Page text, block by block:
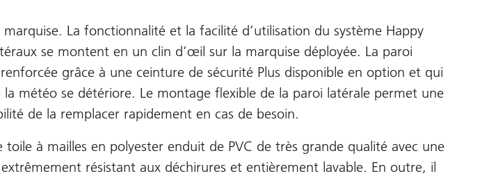
La fonctionnalité et la facilité d’utilisation du système Happy
se montent en un clin d’œil sur la marquise déployée. La paroi
grâce à une ceinture de sécurité Plus disponible en option et qui
météo se détériore. Le montage flexible de la paroi latérale permet une
de la remplacer rapidement en cas de besoin.
à mailles en polyester enduit de PVC de très grande qualité avec une
résistant aux déchirures et entièrement lavable. En outre, il